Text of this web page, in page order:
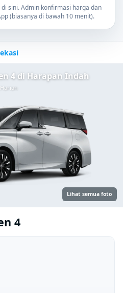
sini. Admin konfirmasi harga dan
(biasanya di bawah 10 menit).
4 di Harapan Indah
Harian
Lihat semua foto
4